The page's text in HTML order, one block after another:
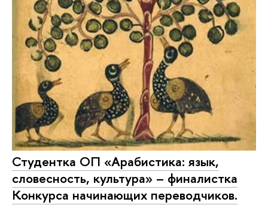
Студентка ОП «Арабистика: язык,
словесность, культура» – финалистка
Конкурса начинающих переводчиков.